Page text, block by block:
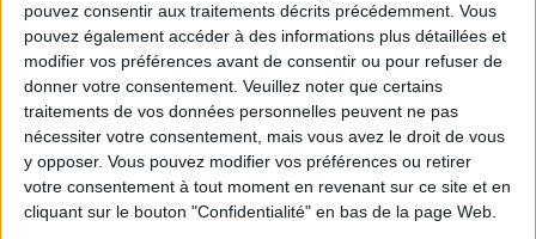
pouvez consentir aux traitements décrits précédemment. Vous
pouvez également accéder à des informations plus détaillées et
modifier vos préférences avant de consentir ou pour refuser de
donner votre consentement. Veuillez noter que certains
traitements de vos données personnelles peuvent ne pas
nécessiter votre consentement, mais vous avez le droit de vous
y opposer. Vous pouvez modifier vos préférences ou retirer
votre consentement à tout moment en revenant sur ce site et en
cliquant sur le bouton "Confidentialité" en bas de la page Web.
THE BEST HOTELS FOR A SPA AND GASTRONOMY WEEKEND